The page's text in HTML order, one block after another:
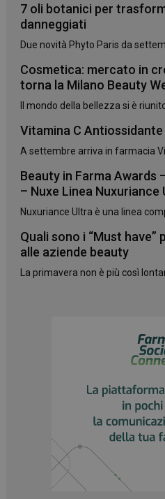
7 oli botanici per
danneggiati
Due novità Phyto Paris da
Cosmetica: mercato in
torna la Milano Beauty
Il mondo della bellezza si è riunito
Vitamina C
A settembre arriva in farmacia
Beauty in Farma Awards
– Nuxe Linea Nuxuriance
Nuxuriance Ultra è una linea
Quali sono i “Must have”
alle aziende beauty
La primavera non è più così
_ga_YJ0035S3E9
CookieScriptConsent